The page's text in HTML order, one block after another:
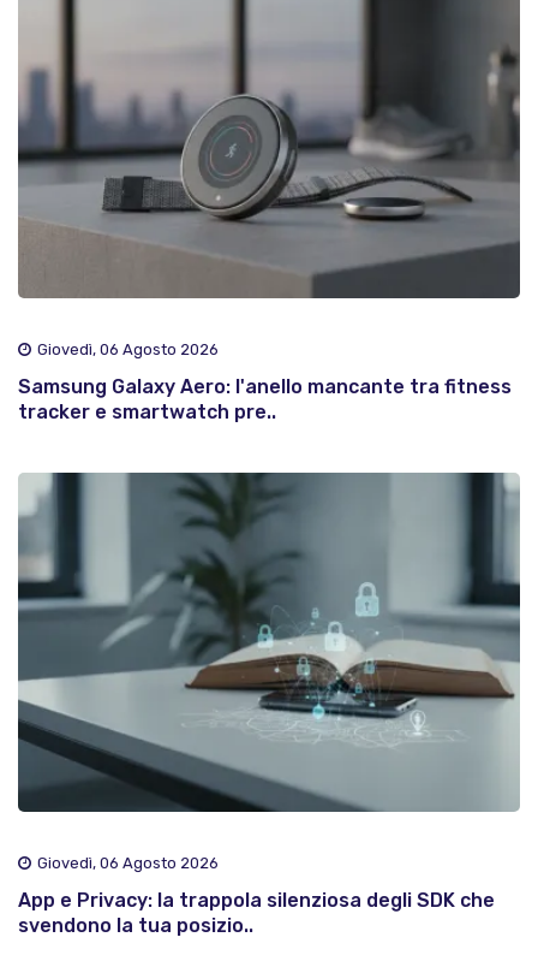
Giovedì, 06 Agosto 2026
Samsung Galaxy Aero: l'anello mancante tra fitness
tracker e smartwatch pre..
Giovedì, 06 Agosto 2026
App e Privacy: la trappola silenziosa degli SDK che
svendono la tua posizio..